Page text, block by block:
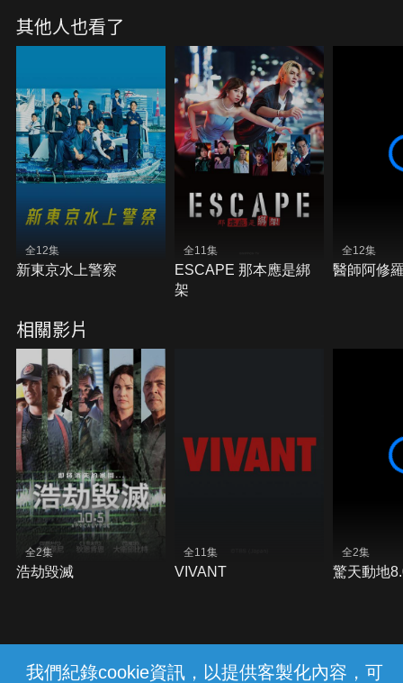
我們紀錄cookie資訊，以提供客製化內容，可
其他人也看了
全12集
新東京水上警察
全11集
ESCAPE 那本應是綁
架
全12集
醫師阿修
相關影片
全2集
浩劫毀滅
全11集
VIVANT
全2集
驚天動地
{{notifyMsg}}